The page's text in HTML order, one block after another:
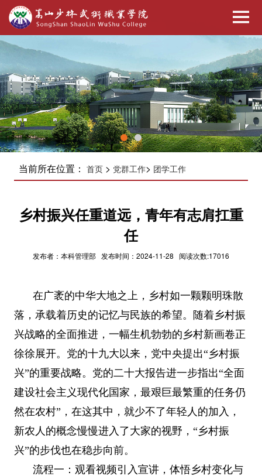
当前所在位置： 首页> 党群工作> 团学工作
乡村振兴任重道远，青年有志肩扛重
任
发布者：本科管理部 发布时间：2024-11-28 阅读次数:17016
在广袤的中华大地之上，乡村如一颗颗明珠散
落，承载着历史的记忆与民族的希望。随着乡村振
兴战略的全面推进，一幅生机勃勃的乡村新画卷正
徐徐展开。党的十九大以来，党中央提出“乡村振
兴”的重要战略。党的二十大报告进一步指出“全面
建设社会主义现代化国家，最艰巨最繁重的任务仍
然在农村”，在这其中，就少不了年轻人的加入，
新农人的概念慢慢进入了大家的视野，“乡村振
兴”的步伐也在稳步向前。
流程一：观看视频引入宣讲，体悟乡村变化与